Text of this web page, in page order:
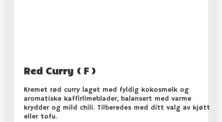
Red Curry ( F )
Kremet rød curry laget med fyldig kokosmelk og
aromatiske kaffirlimeblader, balansert med varme
krydder og mild chili. Tilberedes med ditt valg av kjøtt
eller tofu.